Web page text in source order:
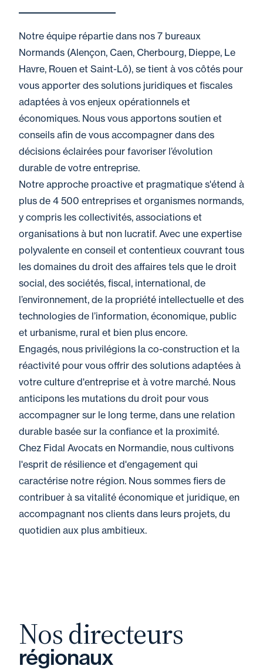
Notre équipe répartie dans nos 7 bureaux
Normands (Alençon, Caen, Cherbourg, Dieppe, Le
Havre, Rouen et Saint-Lô), se tient à vos côtés pour
vous apporter des solutions juridiques et fiscales
adaptées à vos enjeux opérationnels et
économiques. Nous vous apportons soutien et
conseils afin de vous accompagner dans des
décisions éclairées pour favoriser l’évolution
durable de votre entreprise.
Notre approche proactive et pragmatique s'étend à
plus de 4 500 entreprises et organismes normands,
y compris les collectivités, associations et
organisations à but non lucratif. Avec une expertise
polyvalente en conseil et contentieux couvrant tous
les domaines du droit des affaires tels que le droit
social, des sociétés, fiscal, international, de
l’environnement, de la propriété intellectuelle et des
technologies de l’information, économique, public
et urbanisme, rural et bien plus encore.
Engagés, nous privilégions la co-construction et la
réactivité pour vous offrir des solutions adaptées à
votre culture d'entreprise et à votre marché. Nous
anticipons les mutations du droit pour vous
accompagner sur le long terme, dans une relation
durable basée sur la confiance et la proximité.
Chez Fidal Avocats en Normandie, nous cultivons
l'esprit de résilience et d'engagement qui
caractérise notre région. Nous sommes fiers de
contribuer à sa vitalité économique et juridique, en
accompagnant nos clients dans leurs projets, du
quotidien aux plus ambitieux.
Nos directeurs
régionaux